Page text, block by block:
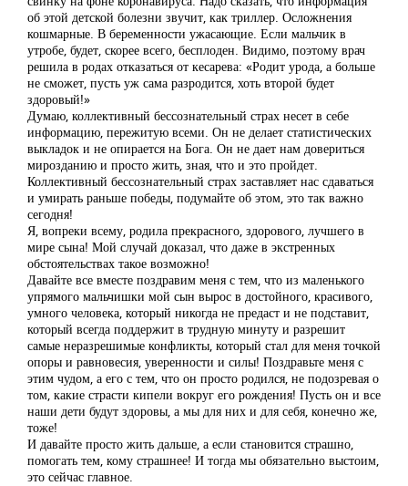
об этой детской болезни звучит, как триллер. Осложнения
кошмарные. В беременности ужасающие. Если мальчик в
утробе, будет, скорее всего, бесплоден. Видимо, поэтому врач
решила в родах отказаться от кесарева: «Родит урода, а больше
не сможет, пусть уж сама разродится, хоть второй будет
здоровый!»
Думаю, коллективный бессознательный страх несет в себе
информацию, пережитую всеми. Он не делает статистических
выкладок и не опирается на Бога. Он не дает нам довериться
мирозданию и просто жить, зная, что и это пройдет.
Коллективный бессознательный страх заставляет нас сдаваться
и умирать раньше победы, подумайте об этом, это так важно
сегодня!
Я, вопреки всему, родила прекрасного, здорового, лучшего в
мире сына! Мой случай доказал, что даже в экстренных
обстоятельствах такое возможно!
Давайте все вместе поздравим меня с тем, что из маленького
упрямого мальчишки мой сын вырос в достойного, красивого,
умного человека, который никогда не предаст и не подставит,
который всегда поддержит в трудную минуту и разрешит
самые неразрешимые конфликты, который стал для меня точкой
опоры и равновесия, уверенности и силы! Поздравьте меня с
этим чудом, а его с тем, что он просто родился, не подозревая о
том, какие страсти кипели вокруг его рождения! Пусть он и все
наши дети будут здоровы, а мы для них и для себя, конечно же,
тоже!
И давайте просто жить дальше, а если становится страшно,
помогать тем, кому страшнее! И тогда мы обязательно выстоим,
это сейчас главное.